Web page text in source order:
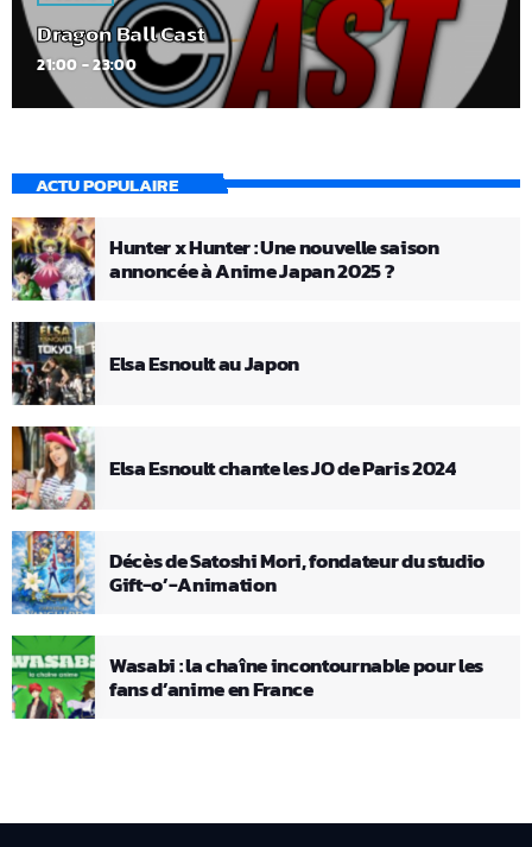
Dragon Ball Cast
21:00 - 23:00
ACTU POPULAIRE
Hunter x Hunter : Une nouvelle saison
annoncée à Anime Japan 2025 ?
Elsa Esnoult au Japon
Elsa Esnoult chante les JO de Paris 2024
Décès de Satoshi Mori, fondateur du studio
Gift-o’-Animation
Wasabi : la chaîne incontournable pour les
fans d’anime en France